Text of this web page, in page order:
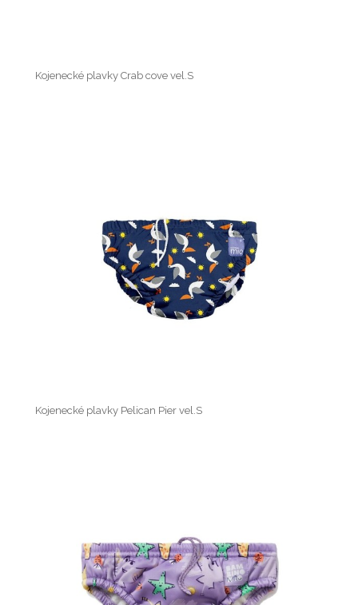
Kojenecké plavky Crab cove vel.S
Kojenecké plavky Pelican Pier vel.S